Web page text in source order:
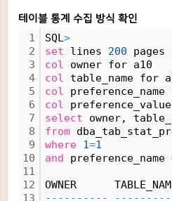
테이블 통계 수집 방식 확인
1
2
3
4
5
6
7
8
9
10
11
12
13
SQL>
set lines 200 pages
col owner for a10
col table_name for
col preference_name
col
select owner,
from
where 1=1
and preference_name
OWNER
----------